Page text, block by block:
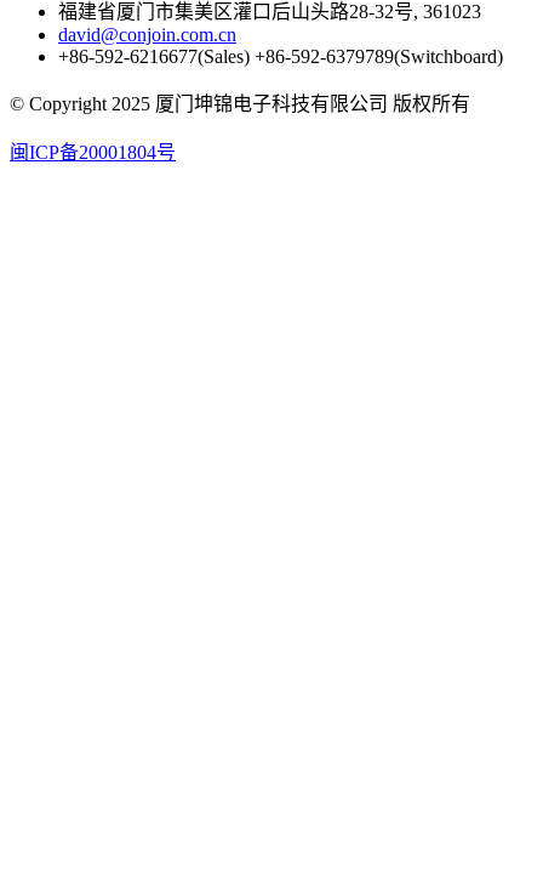
福建省厦门市集美区灌口后山头路28-32号, 361023
david@conjoin.com.cn
+86-592-6216677(Sales) +86-592-6379789(Switchboard)
© Copyright 2025 厦门坤锦电子科技有限公司 版权所有
闽ICP备20001804号